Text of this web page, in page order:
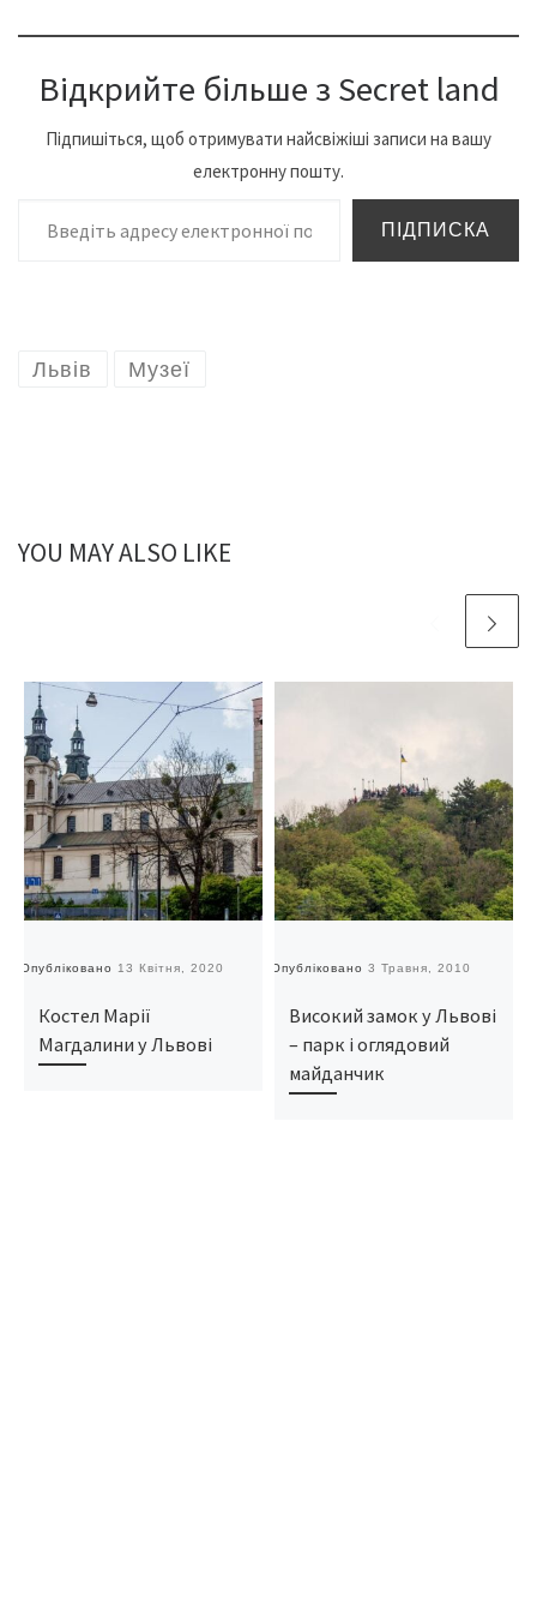
Відкрийте більше з Secret land
Підпишіться, щоб отримувати найсвіжіші записи на вашу
електронну пошту.
Введіть адресу електронної пошти…
ПІДПИСКА
Львів Музеї
YOU MAY ALSO LIKE
Опубліковано 13 Квітня, 2020
Костел Марії
Магдалини у Львові
Опубліковано 3 Травня, 2010
Високий замок у Львові
– парк і оглядовий
майданчик